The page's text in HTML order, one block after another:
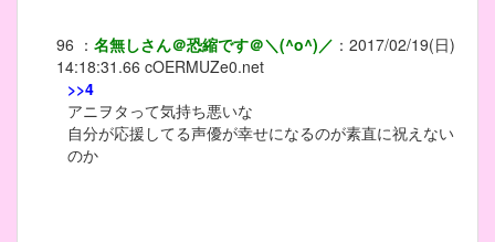
96 ： 名無しさん＠恐縮です＠＼(^o^)／ ： 2017/02/19(日)
14:18:31.66 cOERMUZe0.net
>>4
アニヲタって気持ち悪いな
自分が応援してる声優が幸せになるのが素直に祝えない
のか